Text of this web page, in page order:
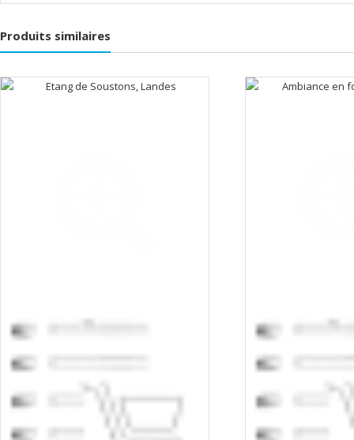
Produits similaires